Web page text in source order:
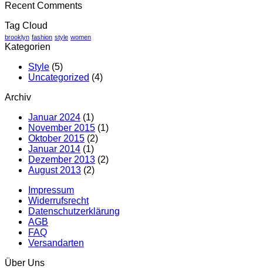
Recent Comments
Tag Cloud
brooklyn fashion style women
Kategorien
Style (5)
Uncategorized (4)
Archiv
Januar 2024 (1)
November 2015 (1)
Oktober 2015 (2)
Januar 2014 (1)
Dezember 2013 (2)
August 2013 (2)
Impressum
Widerrufsrecht
Datenschutzerklärung
AGB
FAQ
Versandarten
Über Uns